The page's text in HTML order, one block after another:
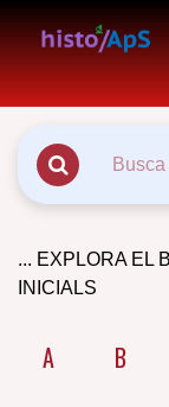
... EXPLORA EL
INICIALS
A B